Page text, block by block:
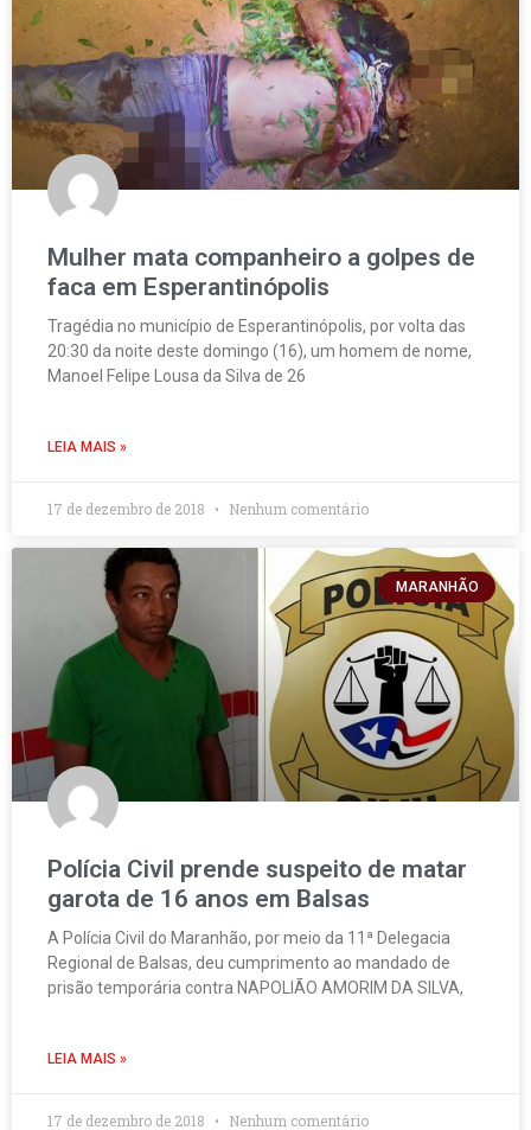
Mulher mata companheiro a golpes de
faca em Esperantinópolis
Tragédia no município de Esperantinópolis, por volta das
20:30 da noite deste domingo (16), um homem de nome,
Manoel Felipe Lousa da Silva de 26
LEIA MAIS »
17 de dezembro de 2018 Nenhum comentário
MARANHÃO
Polícia Civil prende suspeito de matar
garota de 16 anos em Balsas
A Polícia Civil do Maranhão, por meio da 11ª Delegacia
Regional de Balsas, deu cumprimento ao mandado de
prisão temporária contra NAPOLIÃO AMORIM DA SILVA,
LEIA MAIS »
17 de dezembro de 2018 Nenhum comentário